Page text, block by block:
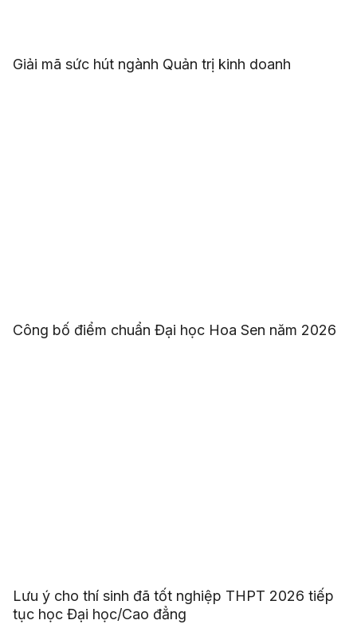
Giải mã sức hút ngành Quản trị kinh doanh
Công bố điểm chuẩn Đại học Hoa Sen năm 2026
Lưu ý cho thí sinh đã tốt nghiệp THPT 2026 tiếp
tục học Đại học/Cao đẳng